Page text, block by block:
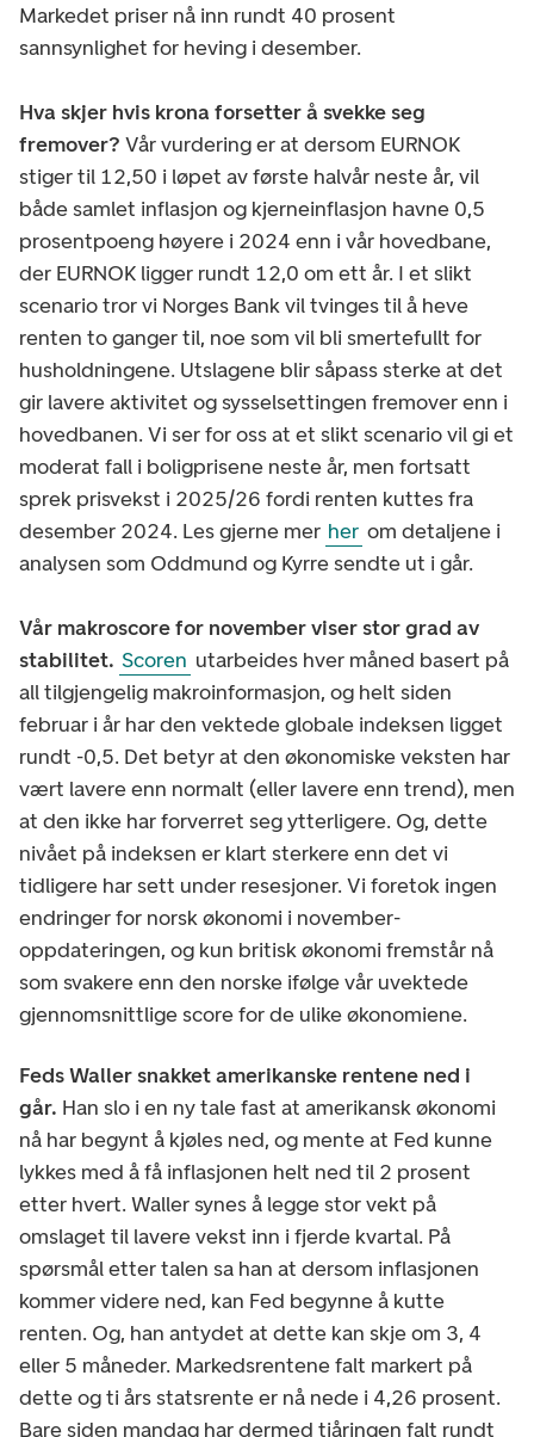
Markedet priser nå inn rundt 40 prosent
sannsynlighet for heving i desember.
Hva skjer hvis krona forsetter å svekke seg
fremover? Vår vurdering er at dersom EURNOK
stiger til 12,50 i løpet av første halvår neste år, vil
både samlet inflasjon og kjerneinflasjon havne 0,5
prosentpoeng høyere i 2024 enn i vår hovedbane,
der EURNOK ligger rundt 12,0 om ett år. I et slikt
scenario tror vi Norges Bank vil tvinges til å heve
renten to ganger til, noe som vil bli smertefullt for
husholdningene. Utslagene blir såpass sterke at det
gir lavere aktivitet og sysselsettingen fremover enn i
hovedbanen. Vi ser for oss at et slikt scenario vil gi et
moderat fall i boligprisene neste år, men fortsatt
sprek prisvekst i 2025/26 fordi renten kuttes fra
desember 2024. Les gjerne mer her om detaljene i
analysen som Oddmund og Kyrre sendte ut i går.
Vår makroscore for november viser stor grad av
stabilitet. Scoren utarbeides hver måned basert på
all tilgjengelig makroinformasjon, og helt siden
februar i år har den vektede globale indeksen ligget
rundt -0,5. Det betyr at den økonomiske veksten har
vært lavere enn normalt (eller lavere enn trend), men
at den ikke har forverret seg ytterligere. Og, dette
nivået på indeksen er klart sterkere enn det vi
tidligere har sett under resesjoner. Vi foretok ingen
endringer for norsk økonomi i november-
oppdateringen, og kun britisk økonomi fremstår nå
som svakere enn den norske ifølge vår uvektede
gjennomsnittlige score for de ulike økonomiene.
Feds Waller snakket amerikanske rentene ned i
går. Han slo i en ny tale fast at amerikansk økonomi
nå har begynt å kjøles ned, og mente at Fed kunne
lykkes med å få inflasjonen helt ned til 2 prosent
etter hvert. Waller synes å legge stor vekt på
omslaget til lavere vekst inn i fjerde kvartal. På
spørsmål etter talen sa han at dersom inflasjonen
kommer videre ned, kan Fed begynne å kutte
renten. Og, han antydet at dette kan skje om 3, 4
eller 5 måneder. Markedsrentene falt markert på
dette og ti års statsrente er nå nede i 4,26 prosent.
Bare siden mandag har dermed tiåringen falt rundt